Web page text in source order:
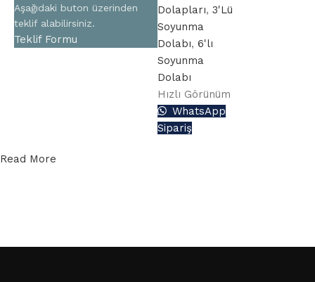
Aşağıdaki buton üzerinden
teklif alabilirsiniz.
Teklif Formu
Dolapları, 3'Lü
Soyunma
Dolabı, 6'lı
Soyunma
Dolabı
Hızlı Görünüm
WhatsApp
Sipariş
Read More